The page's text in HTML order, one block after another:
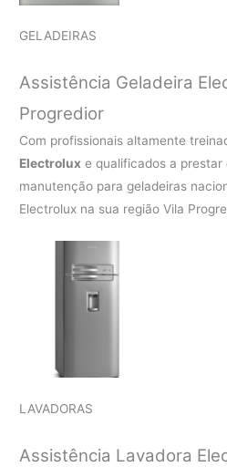
GELADEIRAS
Assistência Geladeira
Progredior
Com profissionais altamente
Electrolux e qualificados a prestar
manutenção para geladeiras
Electrolux na sua região Vila
LAVADORAS
Assistência Lavadora